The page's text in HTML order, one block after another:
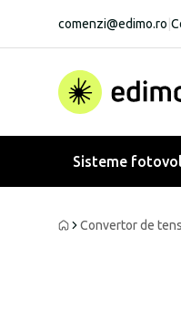
comenzi@edimo.ro
Sisteme
Convertor de